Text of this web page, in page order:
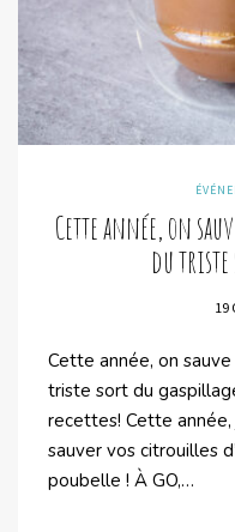
Cette année, on
du triste
19
Cette année, on
triste sort du
recettes! Cette
sauver vos citrouilles
poubelle ! À GO,…